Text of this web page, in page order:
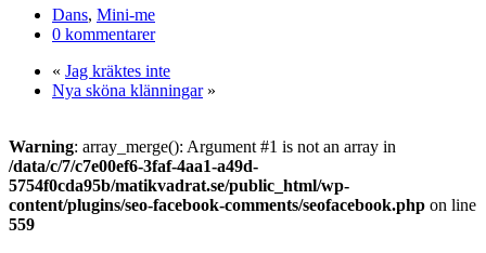
Dans, Mini-me
0 kommentarer
« Jag kräktes inte
Nya sköna klänningar»
Warning: array_merge(): Argument #1 is not an array in
/data/c/7/c7e00ef6-3faf-4aa1-a49d-
5754f0cda95b/matikvadrat.se/public_html/wp-
content/plugins/seo-facebook-comments/seofacebook.php on line
559